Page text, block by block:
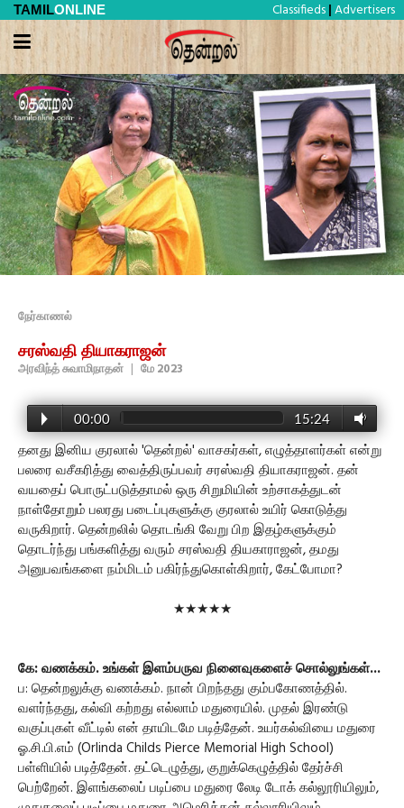
TAMILONLINE Classifieds | Advertisers
நேர்காணல்
சரஸ்வதி தியாகராஜன்
அரவிந்த் சுவாமிநாதன் | மே 2023
00:00 15:24
தனது இனிய குரலால் 'தென்றல்' வாசகர்கள், எழுத்தாளர்கள் என்று
பலரை வசீகரித்து வைத்திருப்பவர் சரஸ்வதி தியாகராஜன். தன்
வயதைப் பொருட்படுத்தாமல் ஒரு சிறுமியின் உற்சாகத்துடன்
நாள்தோறும் பலரது படைப்புகளுக்கு குரலால் உயிர் கொடுத்து
வருகிறார். தென்றலில் தொடங்கி வேறு பிற இதழ்களுக்கும்
தொடர்ந்து பங்களித்து வரும் சரஸ்வதி தியகாராஜன், தமது
அனுபவங்களை நம்மிடம் பகிர்ந்துகொள்கிறார், கேட்போமா?
★★★★★
கே: வணக்கம். உங்கள் இளம்பருவ நினைவுகளைச் சொல்லுங்கள்...
ப: தென்றலுக்கு வணக்கம். நான் பிறந்தது கும்பகோணத்தில்.
வளர்ந்தது, கல்வி கற்றது எல்லாம் மதுரையில். முதல் இரண்டு
வகுப்புகள் வீட்டில் என் தாயிடமே படித்தேன். உயர்கல்வியை மதுரை
ஓ.சி.பி.எம் (Orlinda Childs Pierce Memorial High School)
பள்ளியில் படித்தேன். தட்டெழுத்து, குறுக்கெழுத்தில் தேர்ச்சி
பெற்றேன். இளங்கலைப் படிப்பை மதுரை லேடி டோக் கல்லூரியிலும்,